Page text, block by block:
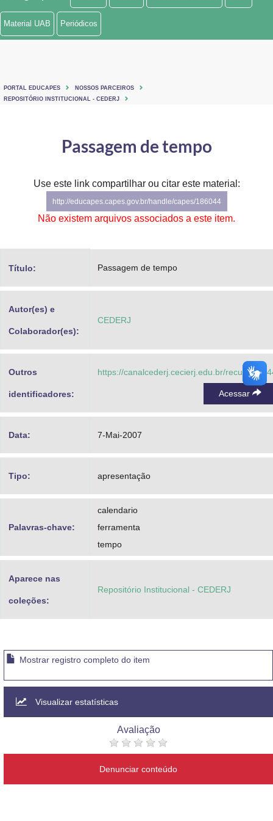
Ministério de Minas e Energia
Ministério do Turismo
Controladoria-Geral da União
Advocacia-Geral da União
Banco Central do Brasil
Material UAB Periódicos
PORTAL EDUCAPES
NOSSOS PARCEIROS
REPOSITÓRIO INSTITUCIONAL - CEDERJ
Passagem de tempo
Use este link compartilhar ou citar este material:
http://educapes.capes.gov.br/handle/capes/186044
Não existem arquivos associados a este item.
Título: Passagem de tempo
Autor(es) e
Colaborador(es):
CEDERJ
Outros
identificadores:
https://canalcederj.cecierj.edu.br/recurso/
Acessar
Data: 7-Mai-2007
Tipo: apresentação
Palavras-chave:
calendario
ferramenta
tempo
Aparece nas
coleções:
Repositório Institucional - CEDERJ
Mostrar registro completo do item
Visualizar estatísticas
Avaliação
Denunciar conteúdo